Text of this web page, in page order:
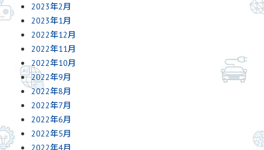
2023年2月
2023年1月
2022年12月
2022年11月
2022年10月
2022年9月
2022年8月
2022年7月
2022年6月
2022年5月
2022年4月